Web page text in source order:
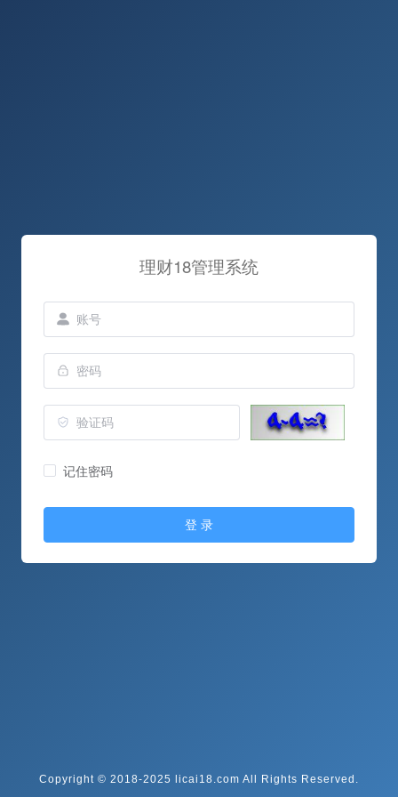
理财18管理系统
记住密码
登 录
Copyright © 2018-2025 licai18.com All Rights Reserved.